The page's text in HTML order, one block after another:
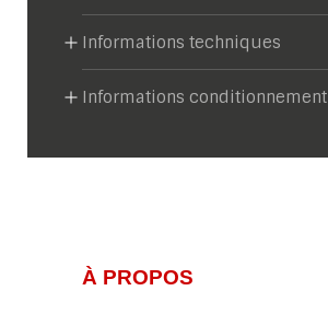
Informations techniques
Informations conditionnement
À PROPOS